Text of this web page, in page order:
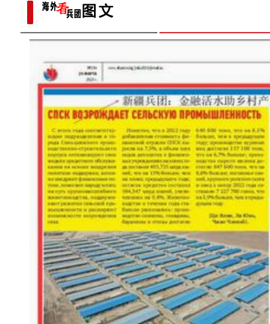
中亚及俄罗斯媒体人参访